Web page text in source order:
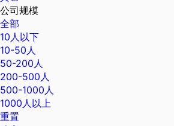
公司规模
全部
10人以下
10-50人
50-200人
200-500人
500-1000人
1000人以上
重置